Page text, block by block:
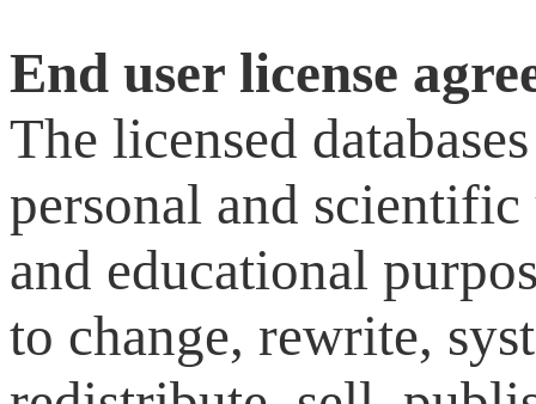
End user license
The licensed
personal and scientific
and educational
to change, rewrite,